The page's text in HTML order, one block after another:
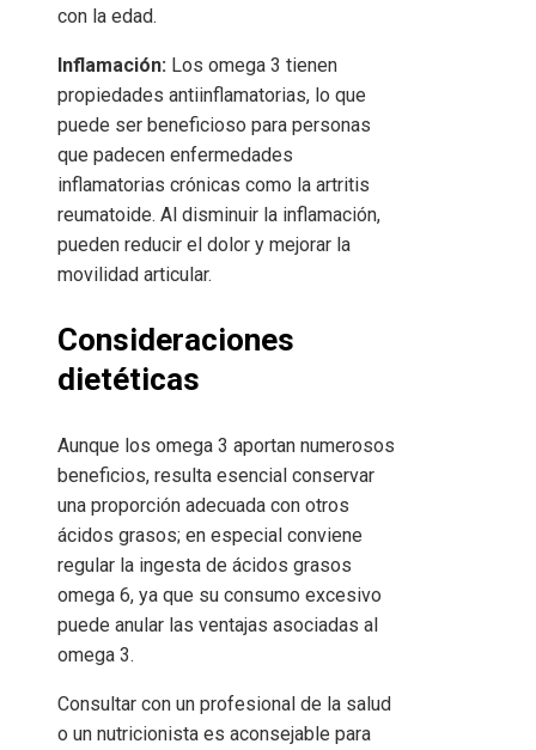
con la edad.
Inflamación: Los omega 3 tienen
propiedades antiinflamatorias, lo que
puede ser beneficioso para personas
que padecen enfermedades
inflamatorias crónicas como la artritis
reumatoide. Al disminuir la inflamación,
pueden reducir el dolor y mejorar la
movilidad articular.
Consideraciones
dietéticas
Aunque los omega 3 aportan numerosos
beneficios, resulta esencial conservar
una proporción adecuada con otros
ácidos grasos; en especial conviene
regular la ingesta de ácidos grasos
omega 6, ya que su consumo excesivo
puede anular las ventajas asociadas al
omega 3.
Consultar con un profesional de la salud
o un nutricionista es aconsejable para